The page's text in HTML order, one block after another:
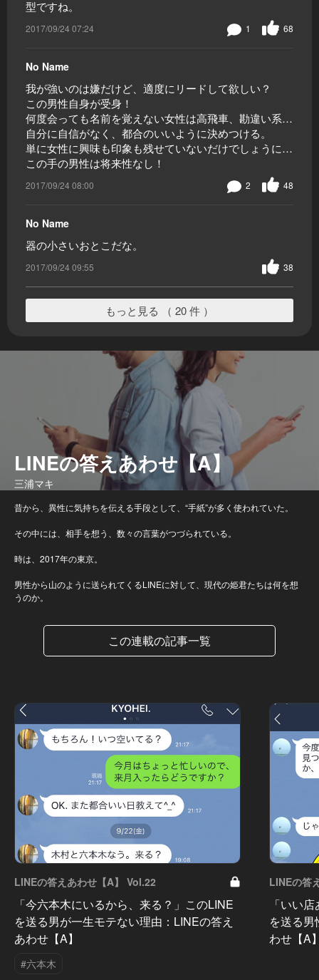
型ですね。
2017/09/24 07:24 68
1
No Name
我が強いのは嫌だけど、適度にリードして欲しい？
この男性自身が受身！
何度会っても名前を覚えない女性は高飛車、勘違い系…
自分に自信がなく、都合のいいように決めつける。
単に女性に興味も印象も残せていないだけでしょうに…
この手の男性は将来性なし！
2017/09/24 08:00 48
2
No Name
器の小さいおとこだな。
2017/09/24 09:55 38
もっと見る （ 20 件 ）
LINEの答えあわせ【A】
三浦マキ
昔から、異性に気持ちを伝える手段として、“手紙”が多く使われていた。
その中には、相手を想う、数々の言葉がつづられている。
時は、2017年の東京。
男性から山のように送られてくるLINEに対して、現代の姫君たちは何を想
うのか。
この連載の記事一覧
LINEの答えあわせ【A】 Vol.22
「今六本木にいるから、来る？」このLINE
を送る男が一生モテない理由：LINEの答え
あわせ【A】
#六本木
LINEの答
「いい
を送る
わせ【A